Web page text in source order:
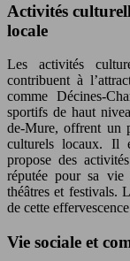
Activités
locale
Les activités
contribuent à
comme Décines-
sportifs de haut
de-Mure, offrent un
culturels locaux. Il
propose des
réputée pour sa vie
théâtres et festivals.
de cette
Vie sociale et